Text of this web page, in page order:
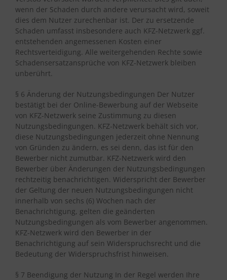
wenn der Schaden durch andere verursacht wird, soweit
dies dem Nutzer zurechenbar ist. Der zu ersetzende
Schaden umfasst insbesondere auch KFZ-Netzwerk ggf.
entstehenden angemessenen Kosten einer
Rechtsverteidigung. Alle weitergehenden Rechte sowie
Schadensersatzansprüche von KFZ-Netzwerk bleiben
unberührt.
§ 6 Änderung der Nutzungsbedingungen Der Nutzer
bestätigt bei der Online-Bewerbung auf der Webseite
von KFZ-Netzwerk seine Zustimmung zu diesen
Nutzungsbedingungen. KFZ-Netzwerk behält sich vor,
diese Nutzungsbedingungen jederzeit ohne Nennung
von Gründen zu ändern, es sei denn, das ist für den
Bewerber nicht zumutbar. KFZ-Netzwerk wird den
Bewerber über Änderungen der Nutzungsbedingungen
rechtzeitig benachrichtigen. Widerspricht der Bewerber
der Geltung der neuen Nutzungsbedingungen nicht
innerhalb von sechs (6) Wochen nach der
Benachrichtigung, gelten die geänderten
Nutzungsbedingungen als vom Bewerber angenommen.
KFZ-Netzwerk wird den Bewerber in der
Benachrichtigung auf sein Widerspruchsrecht und die
Bedeutung der Widerspruchsfrist hinweisen.
§ 7 Beendigung der Nutzung In der Regel werden Ihre